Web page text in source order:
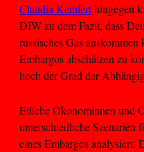
Claudia Kemferthingegen
DIW zu dem Fazit, dass
russisches Gas
Embargos abschätzen zu
hoch der Grad der
Etliche Ökonominnen und
unterschiedliche Szenarien
eines Embargos analysiert.